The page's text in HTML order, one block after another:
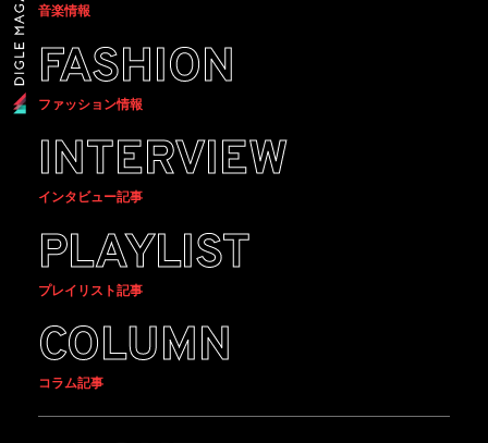
音楽情報
FASHION
ファッション情報
INTERVIEW
インタビュー記事
PLAYLIST
プレイリスト記事
COLUMN
コラム記事